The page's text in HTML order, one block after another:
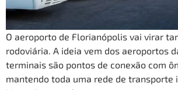
O aeroporto de Florianópolis vai virar
rodoviária. A ideia vem dos aeroportos
terminais são pontos de conexão com
mantendo toda uma rede de transporte